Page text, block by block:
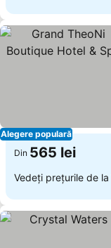
Alegere populară
Din 565 lei
Vedeți prețurile de la